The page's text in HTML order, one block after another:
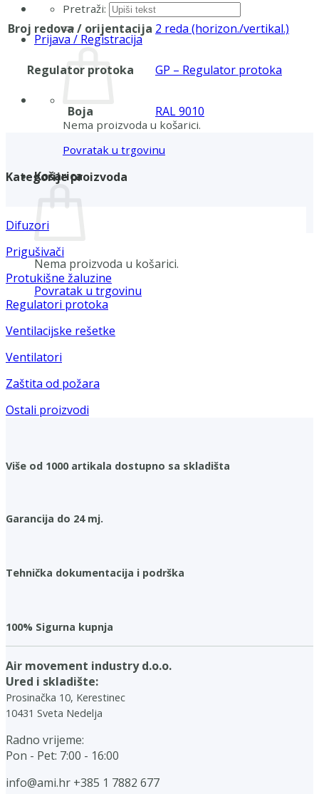
Pretraži:
Prijava / Registracija
Nema proizvoda u košarici.
Povratak u trgovinu
Košarica
Nema proizvoda u košarici.
Povratak u trgovinu
Broj redova / orijentacija 2 reda (horizon./vertikal.)
Regulator protoka GP – Regulator protoka
Boja RAL 9010
Kategorije proizvoda
Difuzori
Prigušivači
Protukišne žaluzine
Regulatori protoka
Ventilacijske rešetke
Ventilatori
Zaštita od požara
Ostali proizvodi
Više od 1000 artikala dostupno sa skladišta
Garancija do 24 mj.
Tehnička dokumentacija i podrška
100% Sigurna kupnja
Air movement industry d.o.o.
Ured i skladište:
Prosinačka 10, Kerestinec
10431 Sveta Nedelja
Radno vrijeme:
Pon - Pet: 7:00 - 16:00
info@ami.hr +385 1 7882 677